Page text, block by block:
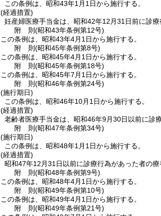
この条例は、昭和43年1月1日から施行する。
(経過措置)
妊産婦医療手当金は、昭和42年12月31日前に診
附 則(昭和43年条例第12号)
この条例は、昭和43年4月1日から施行する。
附 則(昭和45年条例第8号)
この条例は、昭和45年4月1日から施行する。
附 則(昭和45年条例第18号)
この条例は、昭和45年7月1日から施行する。
附 則(昭和46年条例第24号)
(施行期日)
この条例は、昭和46年10月1日から施行する。
(経過措置)
老齢者医療手当金は、昭和46年9月30日以前に診
附 則(昭和47年条例第34号)
(施行期日)
この条例は、昭和48年1月1日から施行する。
(経過措置)
昭和47年12月31日以前に診療行為があった者の
附 則(昭和48年条例第9号)
この条例は、昭和48年4月1日から施行する。
附 則(昭和49年条例第10号)
この条例は、昭和49年4月1日から施行する。
附 則(昭和49年条例第21号)